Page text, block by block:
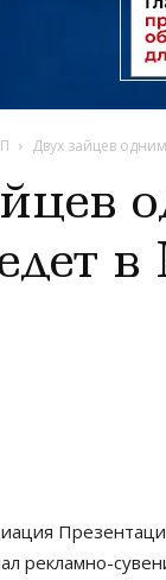
Двух зайцев
в
рекламно-